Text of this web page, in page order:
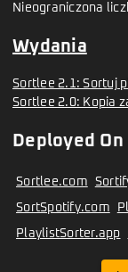
Nieograniczona
Wydania
Sortlee 2.1: Sortuj
Sortlee 2.0: Kopia
Deployed On
Sortlee.com
SortSpotify.com
PlaylistSorter.app